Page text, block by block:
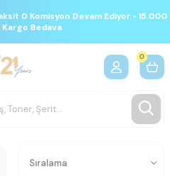
0 Komisyon Devam Ediyor • 15.000
Kargo Bedava
0